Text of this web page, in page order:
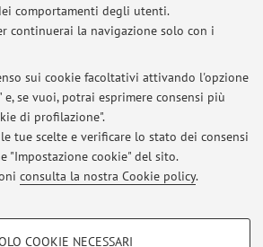
comportamenti degli utenti.
continuerai la navigazione solo con i
sui cookie facoltativi attivando l'opzione
e, se vuoi, potrai esprimere consensi più
di profilazione".
tue scelte e verificare lo stato dei consensi
"Impostazione cookie" del sito.
consulta la nostra Cookie policy.
- FACOLTATIVI
COOKIE NECESSARI
promozionale e conoscitiva dell’attività
svolgimento, e dell’attitudine al
dismetaboliche afferenti alle
e barriere al suo svolgimento